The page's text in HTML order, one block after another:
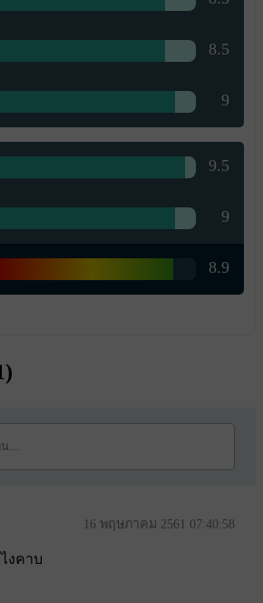
8.5
9
9.5
9
8.9
)
16 พฤษภาคม 2561 07:40:58
งคาบ